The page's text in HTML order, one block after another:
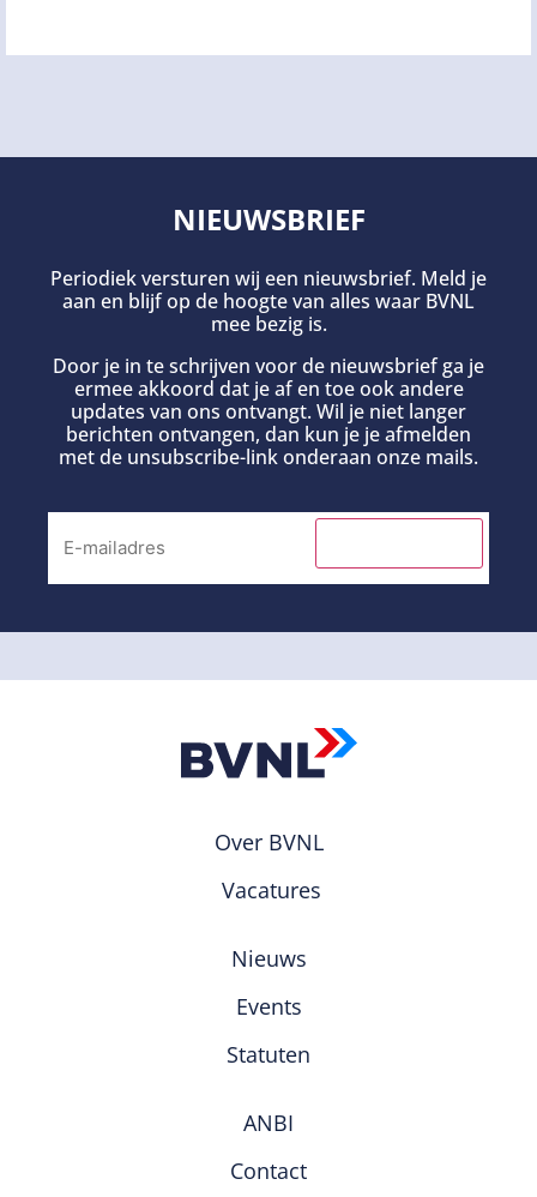
NIEUWSBRIEF
Periodiek versturen wij een nieuwsbrief. Meld je
aan en blijf op de hoogte van alles waar BVNL
mee bezig is.
Door je in te schrijven voor de nieuwsbrief ga je
ermee akkoord dat je af en toe ook andere
updates van ons ontvangt. Wil je niet langer
berichten ontvangen, dan kun je je afmelden
met de unsubscribe-link onderaan onze mails.
Over BVNL
Vacatures
Nieuws
Events
Statuten
ANBI
Contact